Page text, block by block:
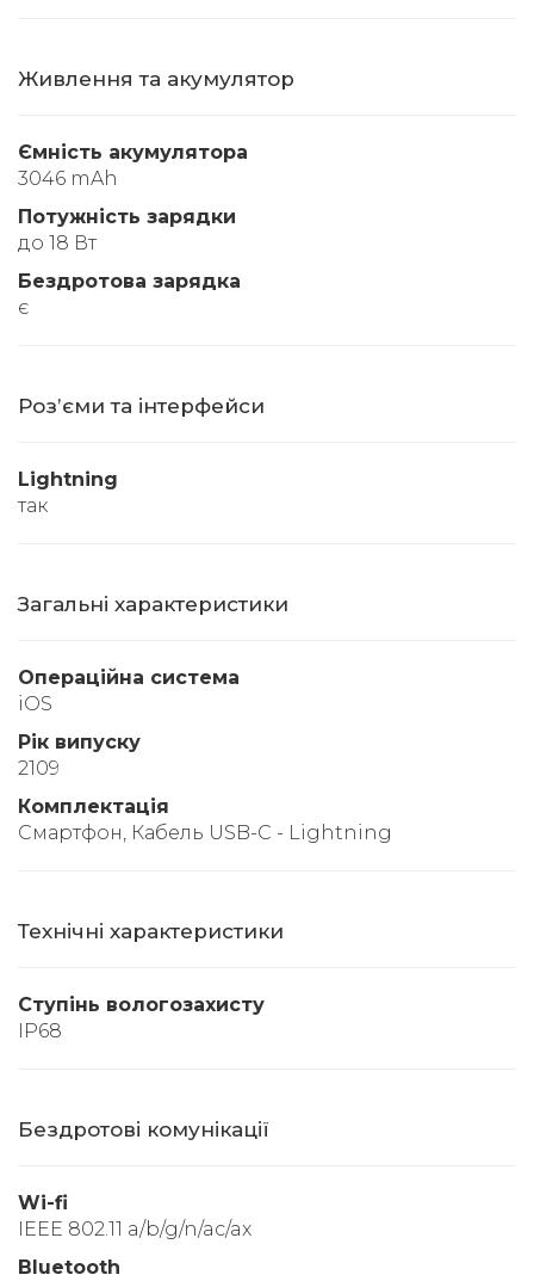
Живлення та акумулятор
Ємність акумулятора
3046 mAh
Потужність зарядки
до 18 Вт
Бездротова зарядка
є
Розʼєми та інтерфейси
Lightning
так
Загальні характеристики
Операційна система
iOS
Рік випуску
2109
Комплектація
Смартфон, Кабель USB-C - Lightning
Технічні характеристики
Ступінь вологозахисту
IP68
Бездротові комунікації
Wi-fi
IEEE 802.11 a/b/g/n/ac/ax
Bluetooth